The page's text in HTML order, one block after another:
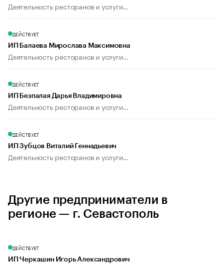
Деятельность ресторанов и услуги...
ДЕЙСТВУЕТ
ИП Балаева Мирослава Максимовна
Деятельность ресторанов и услуги...
ДЕЙСТВУЕТ
ИП Безпалая Дарья Владимировна
Деятельность ресторанов и услуги...
ДЕЙСТВУЕТ
ИП Зубцов Виталий Геннадьевич
Деятельность ресторанов и услуги...
Другие предприниматели в
регионе — г. Севастополь
ДЕЙСТВУЕТ
ИП Черкашин Игорь Александрович